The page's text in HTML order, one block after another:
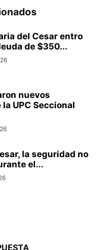
del Cesar entro
de $350...
nuevos
UPC Seccional
la seguridad no
el...